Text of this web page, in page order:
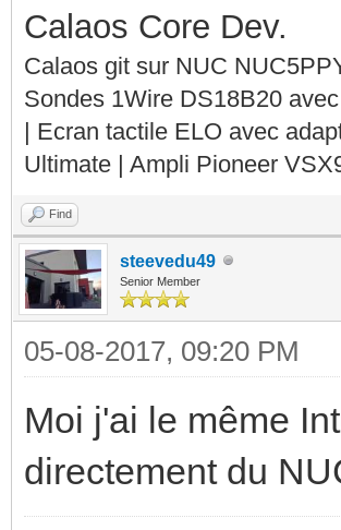
Calaos Core Dev.
Calaos git sur NUC
Sondes 1Wire DS18B20
| Ecran tactile ELO avec
Ultimate | Ampli Pioneer
Find
steevedu49
Senior Member
05-08-2017, 09:20 PM
Moi j'ai le même
directement du